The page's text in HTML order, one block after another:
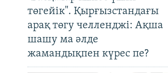
төгейік". Қырғызстандағы
арақ төгу челленджі: Ақша
шашу ма әлде
жамандықпен күрес пе?